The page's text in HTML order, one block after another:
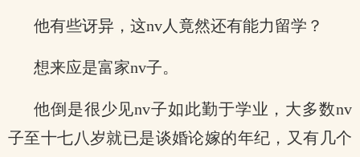
他有些讶异，这nv人竟然还有能力留学？
想来应是富家nv子。
他倒是很少见nv子如此勤于学业，大多数nv
子至十七八岁就已是谈婚论嫁的年纪，又有几个